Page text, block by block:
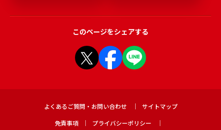
このページをシェアする
よくあるご質問・お問い合わせ
サイトマップ
免責事項
プライバシーポリシー